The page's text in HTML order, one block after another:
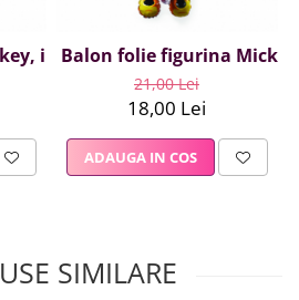
inaltime 85 cm
Balon folie figurina
21,00 Lei
18,00 Lei
ADAUGA IN COS
SIMILARE